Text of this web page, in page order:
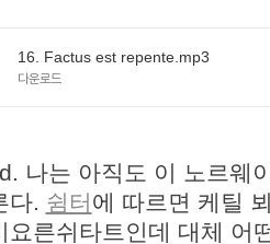
16. Factus est repente.mp3
다운로드
나는 아직도 이 노르웨
다. 쉼터 에 따르면 케틸
요른쉬타트인데 대체 어